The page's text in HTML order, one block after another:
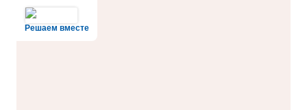
Решаем вместе